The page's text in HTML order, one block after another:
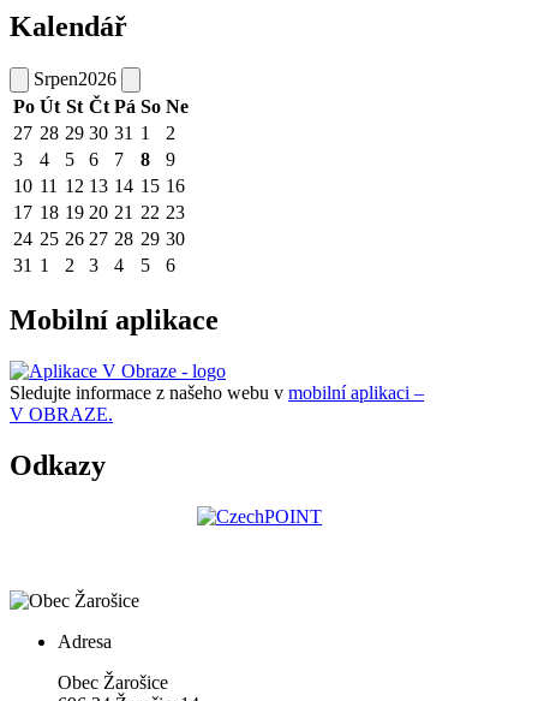
Kalendář
Srpen2026
Po Út St Čt Pá So Ne
27 28 29 30 31 1
2
3
4 5 6 7 8
9
10 11 12 13 14 15 16
17 18 19 20 21 22 23
24 25 26 27 28 29 30
31 1 2 3 4 5 6
Mobilní aplikace
Sledujte informace z našeho webu v mobilní aplikaci –
V OBRAZE.
Odkazy
Adresa
Obec Žarošice